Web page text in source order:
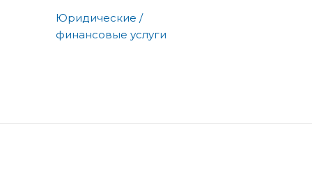
Юридические /
финансовые услуги